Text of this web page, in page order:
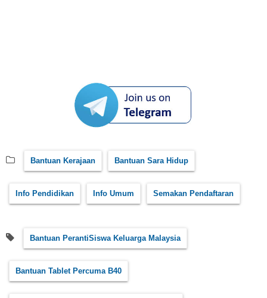
Bantuan Kerajaan Bantuan Sara Hidup
Info Pendidikan Info Umum Semakan Pendaftaran
Bantuan PerantiSiswa Keluarga Malaysia
Bantuan Tablet Percuma B40